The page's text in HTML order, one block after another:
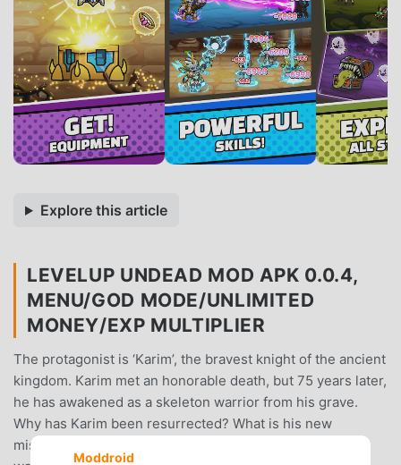
Explore this article
LEVELUP UNDEAD MOD APK 0.0.4,
MENU/GOD MODE/UNLIMITED
MONEY/EXP MULTIPLIER
The protagonist is ‘Karim’, the bravest knight of the ancient
kingdom. Karim met an honorable death, but 75 years later,
he has awakened as a skeleton warrior from his grave.
Why has Karim been resurrected? What is his new
mission?Are you ready to join this legendary skeleton
Moddroid